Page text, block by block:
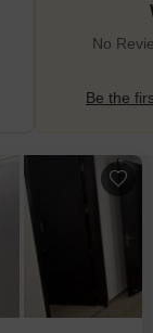
No
Be the